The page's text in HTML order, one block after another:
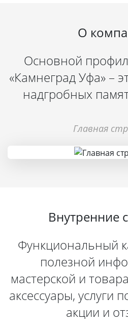
О
Основной
«Камнеград Уфа» –
надгробных
Главная
Внутренние
Функциональный
полезной
мастерской и
аксессуары, услуги
акции и